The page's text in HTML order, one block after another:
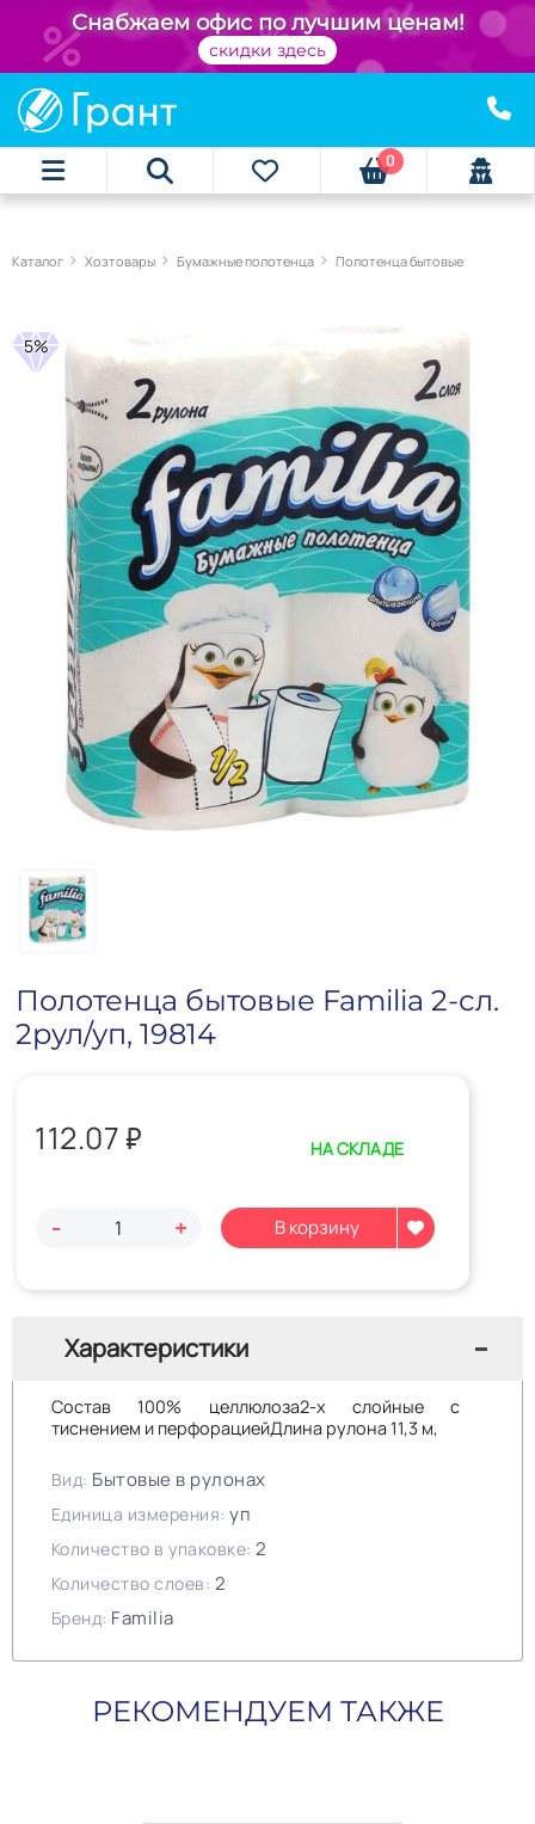
Снабжаем офис по лучшим ценам!
скидки здесь
0
Каталог Хозтовары Бумажные полотенца Полотенца бытовые
5%
Полотенца бытовые Familia 2-сл.
2рул/уп, 19814
112.07₽ НА СКЛАДЕ
- +
Характеристики
Состав 100% целлюлоза2-х слойные с
тиснением и перфорациейДлина рулона 11,3 м,
Вид: Бытовые в рулонах
Единица измерения: уп
Количество в упаковке: 2
Количество слоев: 2
Бренд: Familia
РЕКОМЕНДУЕМ ТАКЖЕ